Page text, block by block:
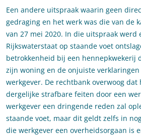
Een andere uitspraak waarin geen
gedraging en het werk was die van de
van 27 mei 2020. In die uitspraak werd
Rijkswaterstaat op staande voet
betrokkenheid bij een hennepkwekerij
zijn woning en de onjuiste
werkgever. De rechtbank overwoog dat
dergelijke strafbare feiten door een
werkgever een dringende reden zal
staande voet, maar dit geldt zelfs in
die werkgever een overheidsorgaan is